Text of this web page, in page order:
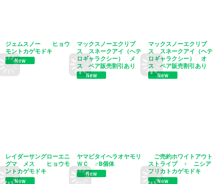
ジェムスノー ヒョウ
モントカゲモドキ
マックスノーエクリプ
ス スネークアイ（ヘテ
ロギャラクシー） メ
ス ペア販売割引あり
マックスノーエクリプ
ス スネークアイ（ヘテ
ロギャラクシー） オ
ス ペア販売割引あり
レイダーサングローエニ
グマ メス ヒョウモ
ントカゲモドキ
ヤマビタイヘラオヤモリ
ＷＣ ♂B個体
ご売約ホワイトアウト
ストライプ ♀ ニシア
フリカトカゲモドキ